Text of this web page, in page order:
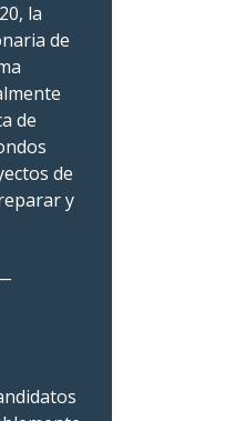
la
de
de
de
y